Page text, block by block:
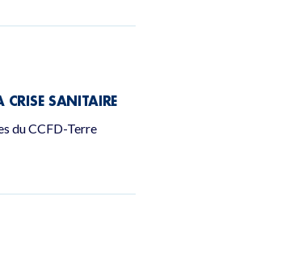
SANITAIRE
du CCFD-Terre